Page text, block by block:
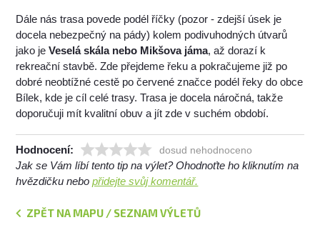
Dále nás trasa povede podél říčky (pozor - zdejší úsek je
docela nebezpečný na pády) kolem podivuhodných útvarů
jako jeVeselá skála nebo Mikšova jáma, až dorazí k
rekreační stavbě. Zde přejdeme řeku a pokračujeme již po
dobré neobtížné cestě po červené značce podél řeky do obce
Bílek, kde je cíl celé trasy. Trasa je docela náročná, takže
doporučuji mít kvalitní obuv a jít zde v suchém období.
Hodnocení: dosud nehodnoceno
Jak se Vám líbí tento tip na výlet? Ohodnoťte ho kliknutím na
hvězdičku nebopřidejte svůj komentář.
ZPĚT NA MAPU / SEZNAM VÝLETŮ